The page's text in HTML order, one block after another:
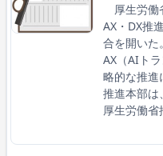
厚生労働
AX・DX推
合を開いた
AX（AIト
略的な推
推進本部は
厚生労働省